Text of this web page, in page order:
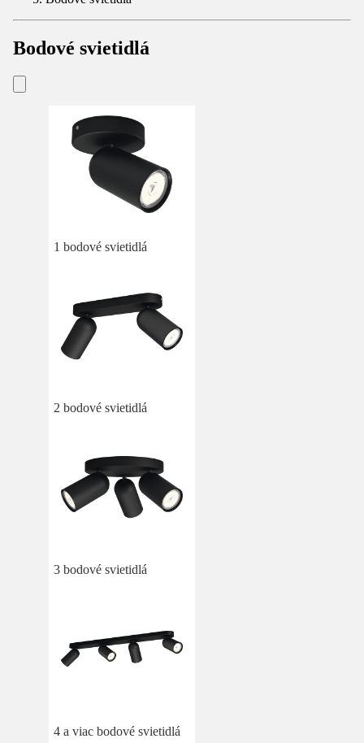
Bodové svietidlá
1 bodové svietidlá
2 bodové svietidlá
3 bodové svietidlá
4 a viac bodové svietidlá